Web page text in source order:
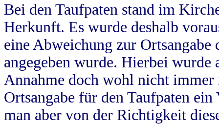
Bei den Taufpaten stand im
Herkunft. Es wurde deshalb
eine Abweichung zur
angegeben wurde. Hierbei wurde
Annahme doch wohl nicht
Ortsangabe für den Taufpaten
man aber von der Richtigkeit